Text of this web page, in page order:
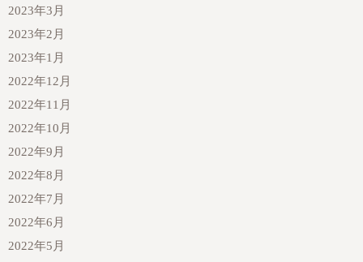
2023年3月
2023年2月
2023年1月
2022年12月
2022年11月
2022年10月
2022年9月
2022年8月
2022年7月
2022年6月
2022年5月